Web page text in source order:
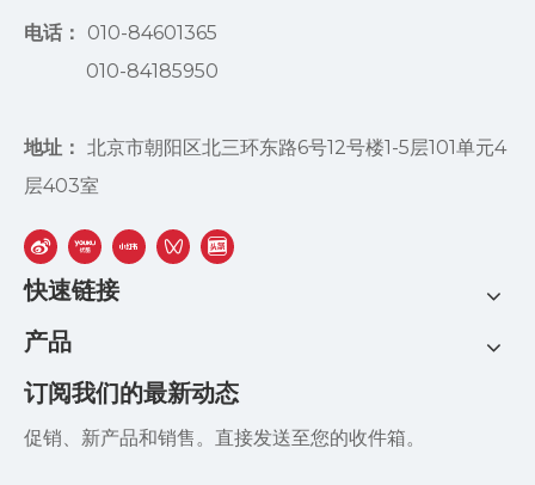
电话： 010-84601365
010-84185950
地址： 北京市朝阳区北三环东路6号12号楼1-5层101单元4
层403室
快速链接
产品
订阅我们的最新动态
促销、新产品和销售。直接发送至您的收件箱。